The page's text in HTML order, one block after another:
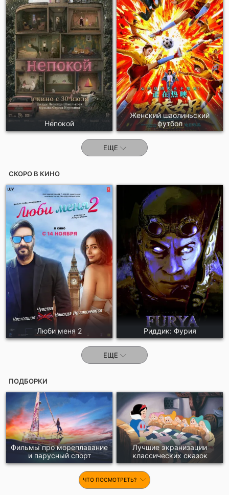
Непокой
Женский шаолиньский
футбол
ЕЩЕ
СКОРО В КИНО
Люби меня 2 Риддик: Фурия
ЕЩЕ
ПОДБОРКИ
Фильмы про мореплавание
и парусный спорт
Лучшие экранизации
классических сказок
ЧТО ПОСМОТРЕТЬ?